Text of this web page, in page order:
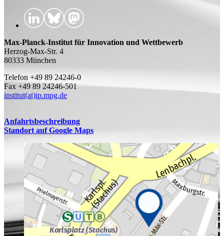
Max-Planck-Institut für Innovation und Wettbewerb
Herzog-Max-Str. 4
80333 München
Telefon +49 89 24246-0
Fax +49 89 24246-501
institut(at)ip.mpg.de
Anfahrtsbeschreibung
Standort auf Google Maps